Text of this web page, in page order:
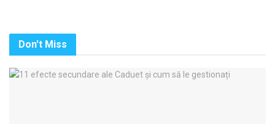
Don't Miss